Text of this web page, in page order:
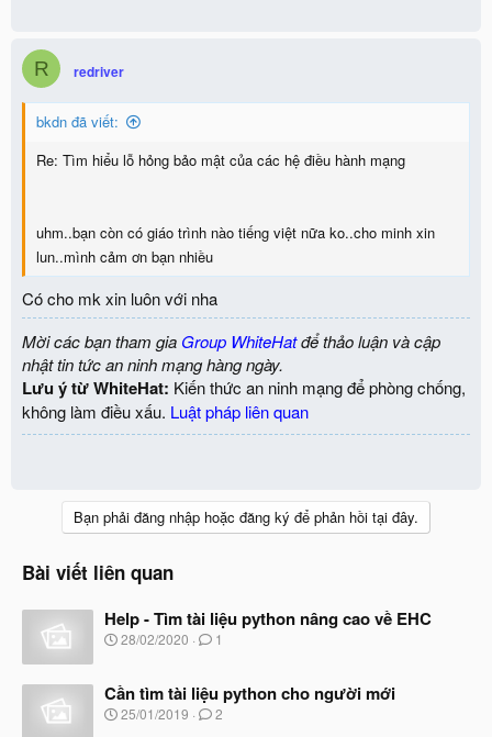
R redriver
bkdn đã viết:
Re: Tìm hiểu lỗ hỏng bảo mật của các hệ điều hành mạng
uhm..bạn còn có giáo trình nào tiếng việt nữa ko..cho minh xin
lun..mình cảm ơn bạn nhiều
Có cho mk xin luôn với nha
Mời các bạn tham gia Group WhiteHatđể thảo luận và cập
nhật tin tức an ninh mạng hàng ngày.
Lưu ý từ WhiteHat: Kiến thức an ninh mạng để phòng chống,
không làm điều xấu. Luật pháp liên quan
Bạn phải đăng nhập hoặc đăng ký để phản hồi tại đây.
Bài viết liên quan
Help - Tìm tài liệu python nâng cao về EHC
N
y
b
ắ
28/02/2020 1
Cần tìm tài liệu python cho người mới
N
25/01/2019 2